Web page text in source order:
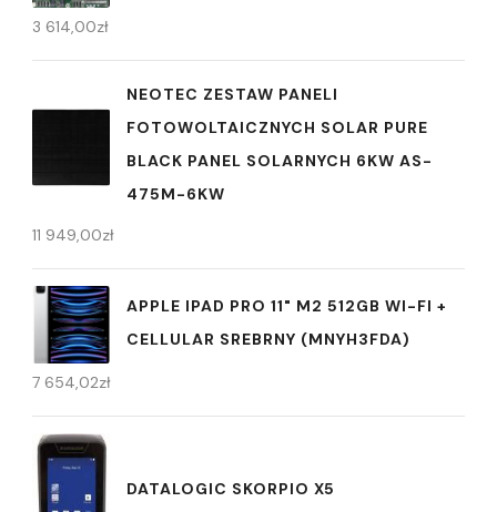
3 614,00zł
NEOTEC ZESTAW PANELI
FOTOWOLTAICZNYCH SOLAR PURE
BLACK PANEL SOLARNYCH 6KW AS-
475M-6KW
11 949,00zł
APPLE IPAD PRO 11" M2 512GB WI-FI +
CELLULAR SREBRNY (MNYH3FDA)
7 654,02zł
DATALOGIC SKORPIO X5